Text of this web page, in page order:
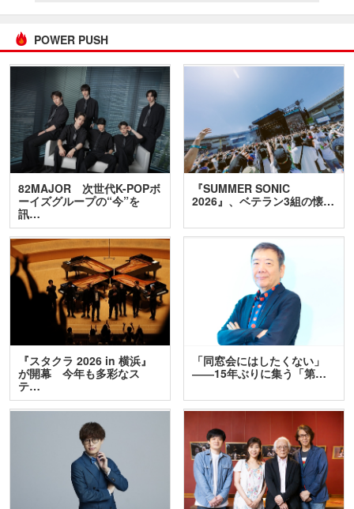
POWER PUSH
82MAJOR 次世代K-POPボ
ーイズグループの“今”を
訊…
『SUMMER SONIC
2026』、ベテラン3組の懐…
『スタクラ 2026 in 横浜』
が開幕 今年も多彩なス
テ…
「同窓会にはしたくない」
――15年ぶりに集う「第…